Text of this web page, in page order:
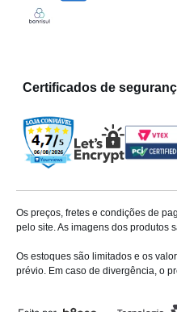
Certificados de
Os preços, fretes e condições de
pelo site. As imagens dos produtos
Os estoques são limitados e os
prévio. Em caso de divergência, o